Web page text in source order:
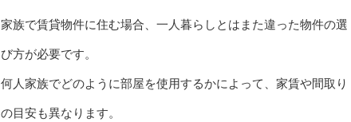
家族で賃貸物件に住む場合、一人暮らしとはまた違った物件の選
び方が必要です。
何人家族でどのように部屋を使用するかによって、家賃や間取り
の目安も異なります。